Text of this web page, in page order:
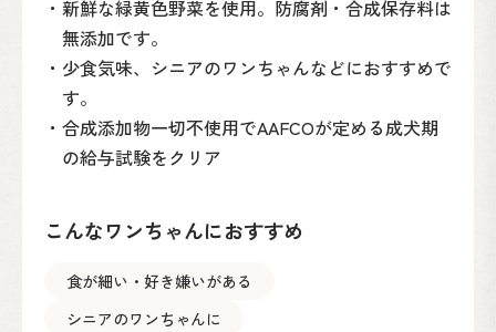
・新鮮な緑黄色野菜を使用。防腐剤・合成保存料は
無添加です。
・少食気味、シニアのワンちゃんなどにおすすめで
す。
・合成添加物一切不使用でAAFCOが定める成犬期
の給与試験をクリア
こんなワンちゃんにおすすめ
食が細い・好き嫌いがある
シニアのワンちゃんに